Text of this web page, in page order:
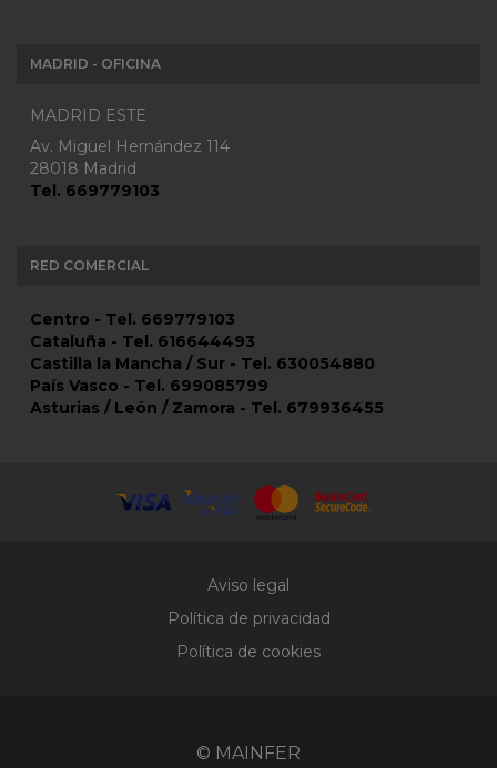
MADRID - OFICINA
MADRID ESTE
Av. Miguel Hernández 114
28018 Madrid
Tel. 669779103
RED COMERCIAL
Centro - Tel. 669779103
Cataluña - Tel. 616644493
Castilla la Mancha / Sur - Tel. 630054880
País Vasco - Tel. 699085799
Asturias / León / Zamora - Tel. 679936455
Aviso legal
Política de privacidad
Política de cookies
© MAINFER